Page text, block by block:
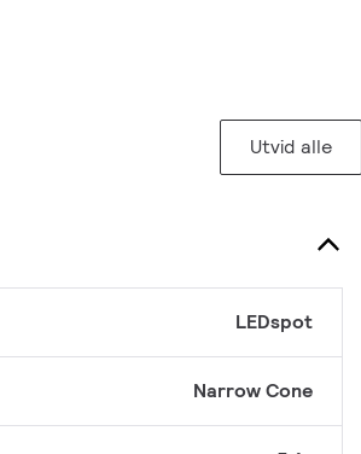
Utvid alle
LEDspot
Narrow Cone